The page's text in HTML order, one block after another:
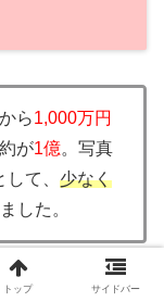
ら1,000万円
が1億。写真
して、 少なく
した。
トップ サイドバー